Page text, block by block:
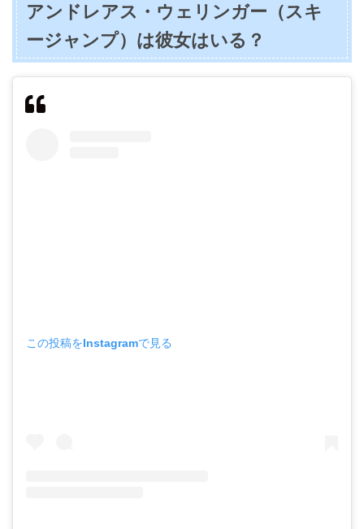
アンドレアス・ウェリンガー（スキ
ージャンプ）は彼女はいる？
この投稿をInstagramで見る